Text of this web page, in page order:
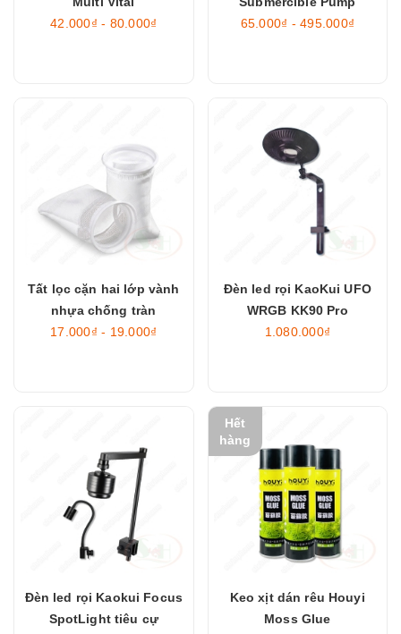
42.000₫ - 80.000₫
65.000₫ - 495.000₫
Tất lọc cặn hai lớp vành
nhựa chống tràn
17.000₫ - 19.000₫
Đèn led rọi KaoKui UFO
WRGB KK90 Pro
1.080.000₫
Đèn led rọi Kaokui Focus
SpotLight tiêu cự
Hết
hàng
Keo xịt dán rêu Houyi
Moss Glue